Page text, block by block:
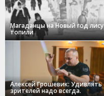
Магаданцы на Новый год лису
топили
Алексей Грошевик: Удивлять
зрителей надо всегда.